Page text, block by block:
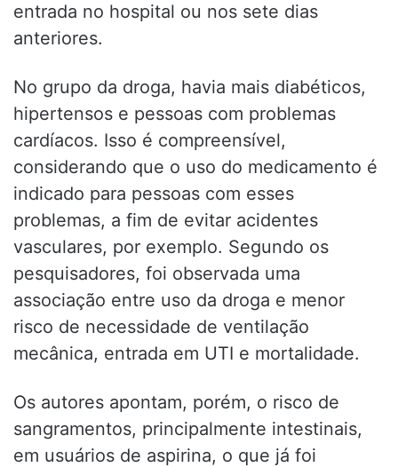
entrada no hospital ou nos sete dias
anteriores.
No grupo da droga, havia mais diabéticos,
hipertensos e pessoas com problemas
cardíacos. Isso é compreensível,
considerando que o uso do medicamento é
indicado para pessoas com esses
problemas, a fim de evitar acidentes
vasculares, por exemplo. Segundo os
pesquisadores, foi observada uma
associação entre uso da droga e menor
risco de necessidade de ventilação
mecânica, entrada em UTI e mortalidade.
Os autores apontam, porém, o risco de
sangramentos, principalmente intestinais,
em usuários de aspirina, o que já foi